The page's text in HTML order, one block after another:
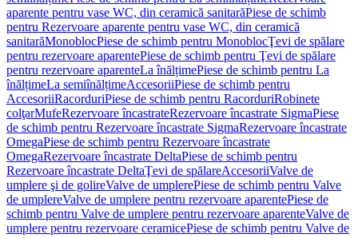
aparente pentru vase WC, din ceramică sanitarăPiese de schimb
pentru Rezervoare aparente pentru vase WC, din ceramică
sanitarăMonoblocPiese de schimb pentru MonoblocŢevi de spălare
pentru rezervoare aparentePiese de schimb pentru Ţevi de spălare
pentru rezervoare aparenteLa înălțimePiese de schimb pentru La
înălțimeLa semiînălțimeAccesoriiPiese de schimb pentru
AccesoriiRacorduriPiese de schimb pentru RacorduriRobinete
colţarMufeRezervoare încastrateRezervoare încastrate SigmaPiese
de schimb pentru Rezervoare încastrate SigmaRezervoare încastrate
OmegaPiese de schimb pentru Rezervoare încastrate
OmegaRezervoare încastrate DeltaPiese de schimb pentru
Rezervoare încastrate DeltaŢevi de spălareAccesoriiValve de
umplere şi de golireValve de umplerePiese de schimb pentru Valve
de umplereValve de umplere pentru rezervoare aparentePiese de
schimb pentru Valve de umplere pentru rezervoare aparenteValve de
umplere pentru rezervoare ceramicePiese de schimb pentru Valve de